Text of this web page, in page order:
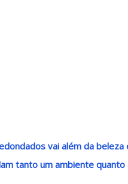
vai além da
tanto um ambiente quanto